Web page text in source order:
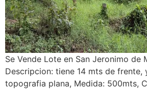
Se Vende Lote en San Jeronimo de
Descripcion: tiene 14 mts de
topografia plana, Medida: 500mts,